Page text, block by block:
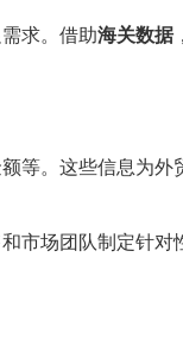
求。借助海关数据
等。这些信息为外
市场团队制定针对